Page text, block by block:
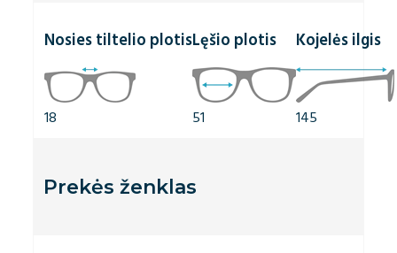
Nosies tiltelio plotis
18
Lęšio plotis
51
Kojelės ilgis
145
Prekės ženklas